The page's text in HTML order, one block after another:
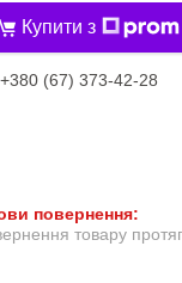
Купити з
+380 (67) 373-42-28
товару